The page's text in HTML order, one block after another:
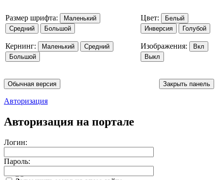
Размер шрифта:
Маленький
Средний
Большой
Кернинг: Маленький
Средний
Большой
Цвет:
Белый
Инверсия
Голубой
Изображения:
Вкл
Выкл
Обычная версия Закрыть панель
Авторизация
Авторизация на портале
Логин:
Пароль: